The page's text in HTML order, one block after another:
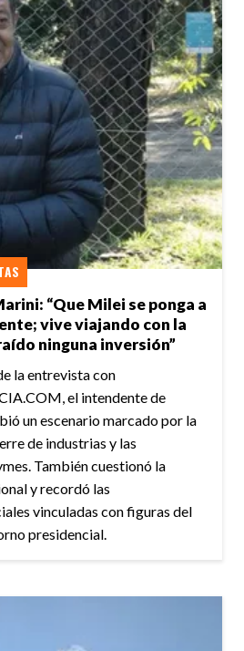
“Que Milei se ponga a
vive viajando con la
ninguna inversión”
la entrevista con
el intendente de
un escenario marcado por la
de industrias y las
También cuestionó la
y recordó las
vinculadas con figuras del
presidencial.